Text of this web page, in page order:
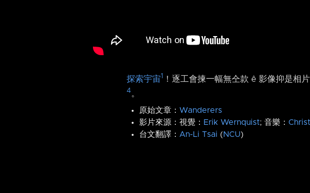
探索宇宙1 ！逐工會揀一幅無仝款 ê 影像抑是相
4 。
原始文章： Wanderers
影片來源：視覺： Erik Wernquist; 音樂：
台文翻譯： An-Li Tsai (NCU)